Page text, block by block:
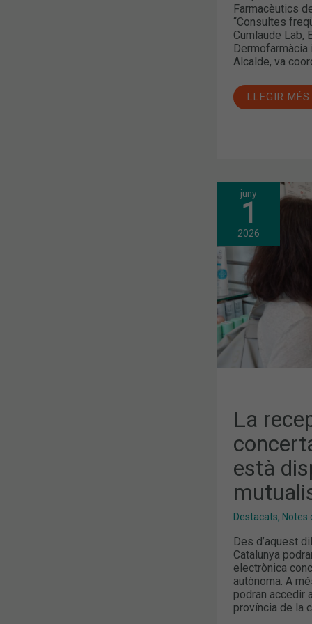
Farmacèutics
“Consultes
Cumlaude Lab,
Alcalde, va
LLEGIR MÉS
juny
1
2026
La
està
Destacats, Notes
Des d’aquest
Catalunya
electrònica
autònoma. A
podran accedir
província de la
LA
CONCERTADA
DE
MUFACE
JA
ESTÀ
DISPONIBLE
PER
ALS
CATALUNYA